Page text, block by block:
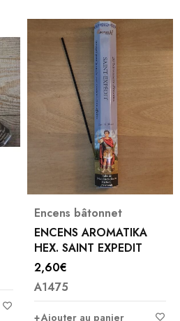
Encens bâtonnet
ENCENS AROMATIKA
HEX. SAINT EXPEDIT
2,60€
A1475
Ajouter au panier